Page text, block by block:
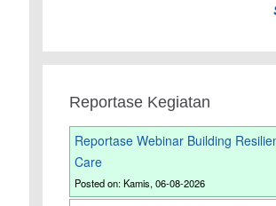
Reportase Kegiatan
Reportase Webinar Building
Care
Posted on: Kamis, 06-08-2026